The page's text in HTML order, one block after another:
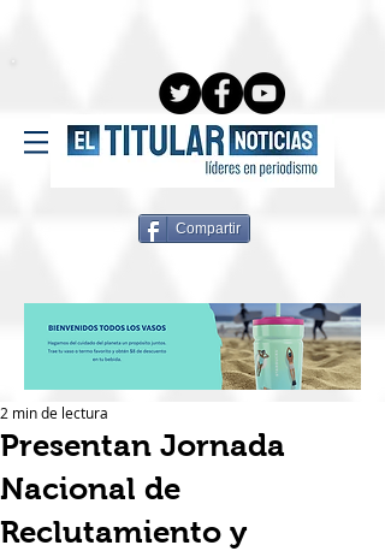
Compartir
Presentan Jornada
Nacional de
Reclutamiento y
2 min de lectura